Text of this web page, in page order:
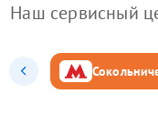
Наш сервисный